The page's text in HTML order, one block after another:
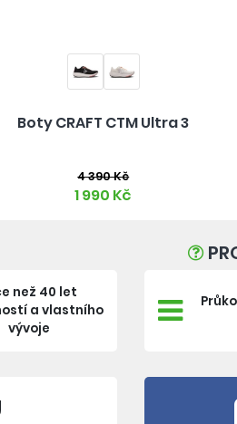
Boty CRAFT CTM Ultra 3
4 390 Kč
1 990 Kč
než 40 let
a vlastního
vývoje